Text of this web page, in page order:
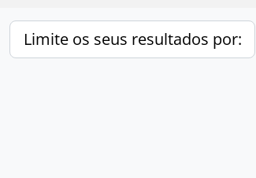
Limite os seus resultados por: